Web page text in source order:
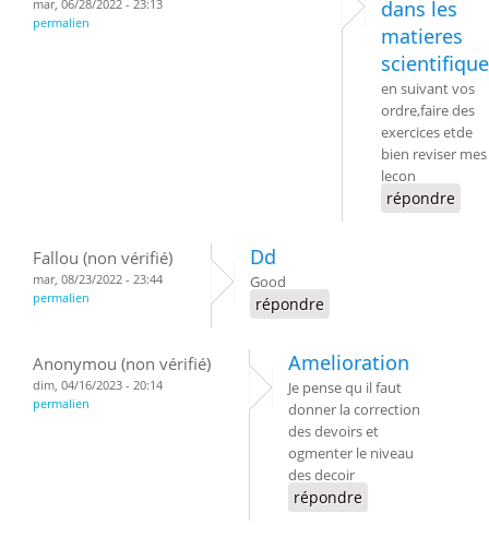
mar, 06/28/2022 - 23:13
permalien
dans les
matieres
en suivant vos
ordre,faire des
exercices etde
bien reviser mes
lecon
répondre
Fallou (non vérifié)
mar, 08/23/2022 - 23:44
permalien
Dd
Good
répondre
Anonymou (non vérifié)
dim, 04/16/2023 - 20:14
permalien
Amelioration
Je pense qu il faut
donner la correction
des devoirs et
ogmenter le niveau
des decoir
répondre